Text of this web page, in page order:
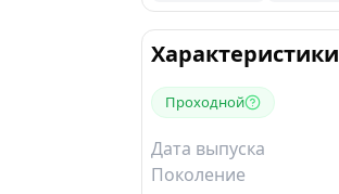
Характеристики
Проходной
Дата выпуска
Поколение